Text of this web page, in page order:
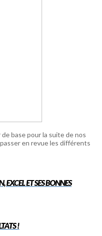
base pour la suite de nos
en revue les différents
ET SES BONNES
!